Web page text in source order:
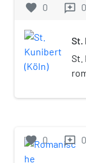
favorite 0 reviews 0
St.
St.
favorite 0 reviews 0